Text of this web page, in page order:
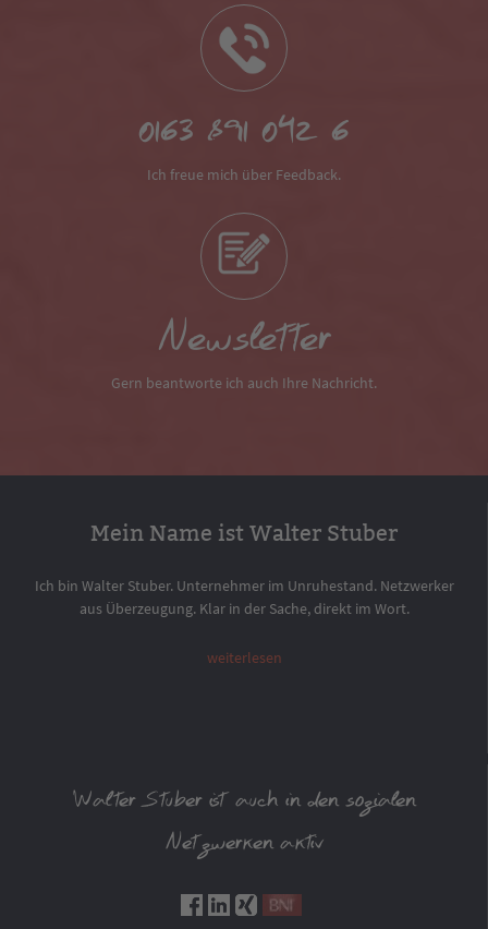
0163 891 042 6
Ich freue mich über Feedback.
Newsletter
Gern beantworte ich auch Ihre Nachricht.
Mein Name ist Walter Stuber
Ich bin Walter Stuber. Unternehmer im Unruhestand. Netzwerker
aus Überzeugung. Klar in der Sache, direkt im Wort.
weiterlesen
Walter Stuber ist auch in den sozialen
Netzwerken aktiv